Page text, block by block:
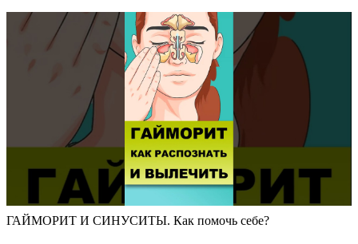
ГАЙМОРИТ И СИНУСИТЫ. Как помочь себе?